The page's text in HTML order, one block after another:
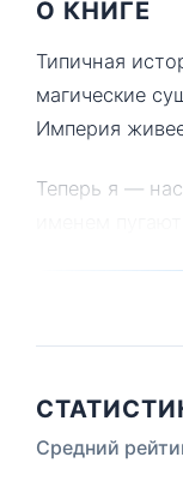
О КНИГЕ
Типичная
магические
Империя
Теперь я —
Средний